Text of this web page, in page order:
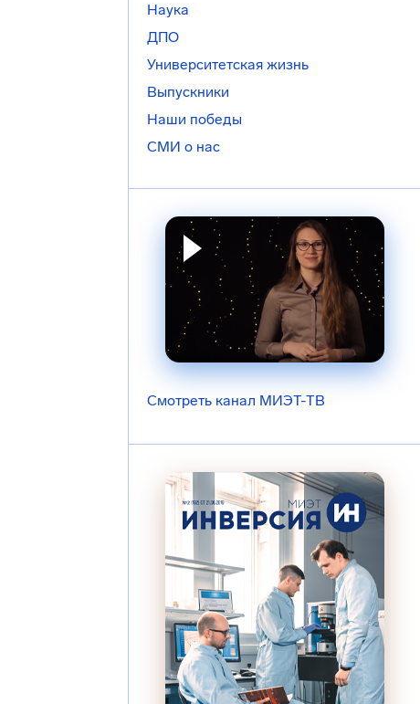
Наука
ДПО
Университетская жизнь
Выпускники
Наши победы
СМИ о нас
Смотреть канал МИЭТ-ТВ